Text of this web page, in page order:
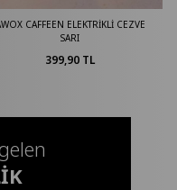
AWOX CAFFEEN ELEKTRİKLİ CEZVE
379,90 TL